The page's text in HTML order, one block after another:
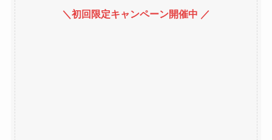
＼初回限定キャンペーン開催中 ／